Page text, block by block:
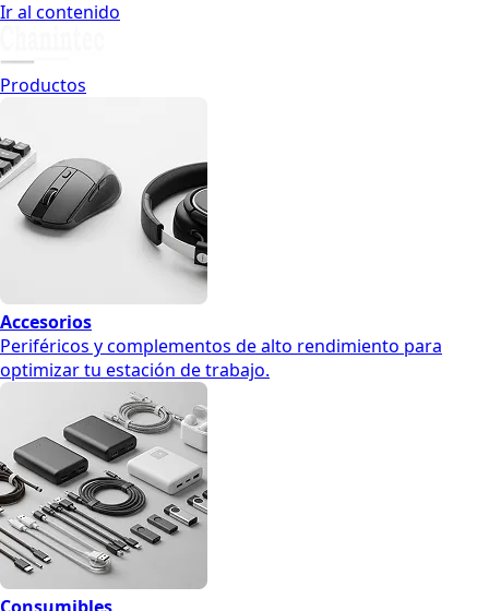
Ir al contenido
Productos
Accesorios
Periféricos y complementos de alto rendimiento para
optimizar tu estación de trabajo.